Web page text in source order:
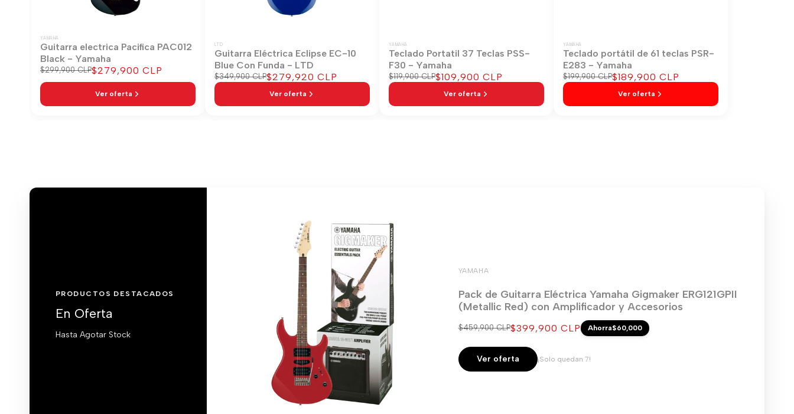
YAMAHA
Guitarra electrica Pacifica PAC012
Black - Yamaha
Precio
$299,900 CLPPrecio
de
venta
$279,900 CLP
Ver oferta
LTD
Guitarra Eléctrica Eclipse EC-10
Blue Con Funda - LTD
Precio
regular
$349,900 CLPPrecio
venta
$279,920 CLP
Ver oferta
YAMAHA
Teclado Portatil 37 Teclas PSS-
F30 - Yamaha
Precio
regular
$119,900 CLPPrecio
venta
$109,900 CLP
Ver oferta
YAMAHA
Teclado portátil de 61 teclas PSR-
E283 - Yamaha
Precio
regular
$199,900 CLPPrecio
venta
$189,900 CLP
Ver oferta
PRODUCTOS DESTACADOS
En Oferta
Hasta Agotar Stock
YAMAHA
Pack de Guitarra Eléctrica Yamaha Gigmaker ERG121GPII
(Metallic Red) con Amplificador y Accesorios
Precio
$459,900 CLPPrecio
venta
$399,900 CLP Ahorra$60,000
Ver oferta ¡Solo quedan 7!